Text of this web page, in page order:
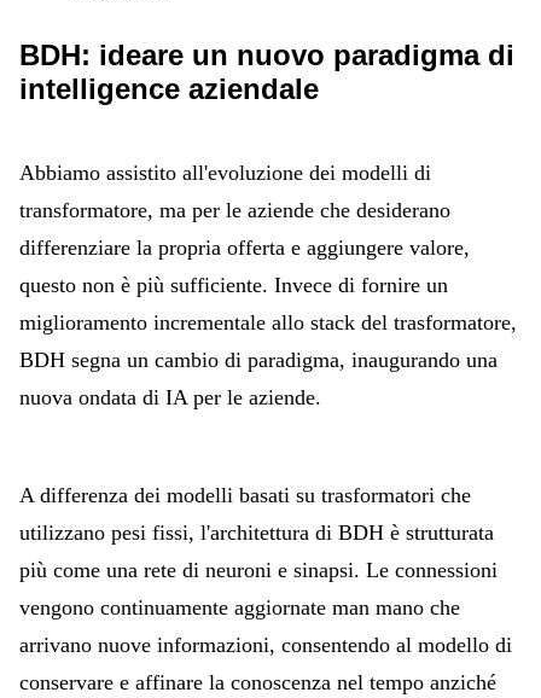
BDH: ideare un nuovo paradigma di
intelligence aziendale
Abbiamo assistito all'evoluzione dei modelli di
transformatore, ma per le aziende che desiderano
differenziare la propria offerta e aggiungere valore,
questo non è più sufficiente. Invece di fornire un
miglioramento incrementale allo stack del trasformatore,
BDH segna un cambio di paradigma, inaugurando una
nuova ondata di IA per le aziende.
A differenza dei modelli basati su trasformatori che
utilizzano pesi fissi, l'architettura di BDH è strutturata
più come una rete di neuroni e sinapsi. Le connessioni
vengono continuamente aggiornate man mano che
arrivano nuove informazioni, consentendo al modello di
conservare e affinare la conoscenza nel tempo anziché